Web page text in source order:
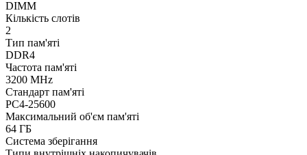
DIMM
Кількість слотів
2
Тип пам'яті
DDR4
Частота пам'яті
3200 MHz
Стандарт пам'яті
PC4-25600
Максимальний об'єм пам'яті
64 ГБ
Система зберігання